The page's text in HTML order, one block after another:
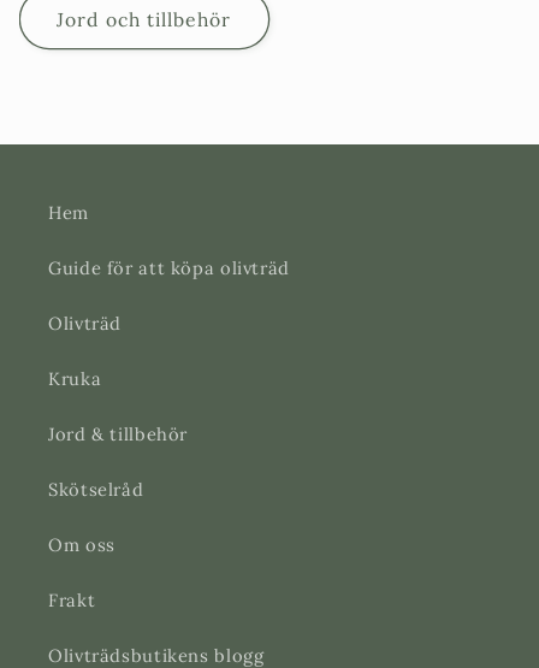
Jord och tillbehör
Hem
Guide för att köpa olivträd
Olivträd
Kruka
Jord & tillbehör
Skötselråd
Om oss
Frakt
Olivträdsbutikens blogg